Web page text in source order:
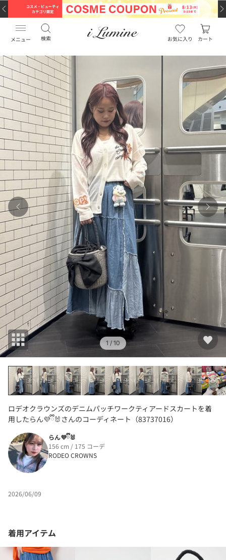
メニュー 検索 お気に入り カート
1 / 10
ロデオクラウンズのデニムパッチワークティアードスカートを着
用したらん💜ྀི🐰さんのコーディネート（83737016）
らん💜ྀི🐰
156 cm / 175 コーデ
RODEO CROWNS
2026/06/09
着用アイテム